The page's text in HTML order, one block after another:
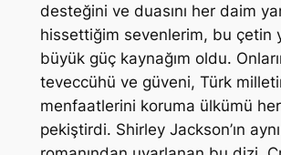
desteğini ve duasını her daim
hissettiğim sevenlerim, bu çetin
büyük güç kaynağım oldu.
teveccühü ve güveni, Türk
menfaatlerini koruma ülkümü
pekiştirdi. Shirley Jackson’ın aynı